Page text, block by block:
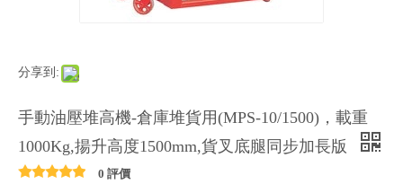
分享到:
手動油壓堆高機-倉庫堆貨用(MPS-10/1500)，載重
1000Kg,揚升高度1500mm,貨叉底腿同步加長版
0 評價